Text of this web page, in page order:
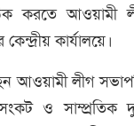
করতে আওয়ামী
কার্যালয়ে।
আওয়ামী লীগ
ও সাম্প্রতিক